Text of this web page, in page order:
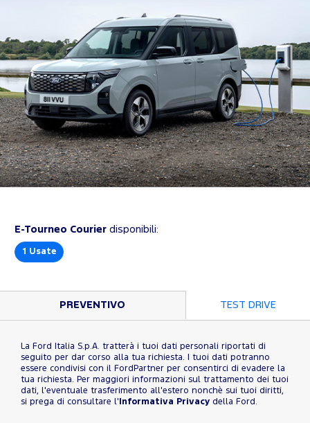
E-Tourneo Courier disponibili:
1 Usate
PREVENTIVO TEST DRIVE
La Ford Italia S.p.A. tratterà i tuoi dati personali riportati di
seguito per dar corso alla tua richiesta. I tuoi dati potranno
essere condivisi con il FordPartner per consentirci di evadere la
tua richiesta. Per maggiori informazioni sul trattamento dei tuoi
dati, l'eventuale trasferimento all'estero nonchè sui tuoi diritti,
si prega di consultare l' Informativa Privacy della Ford.